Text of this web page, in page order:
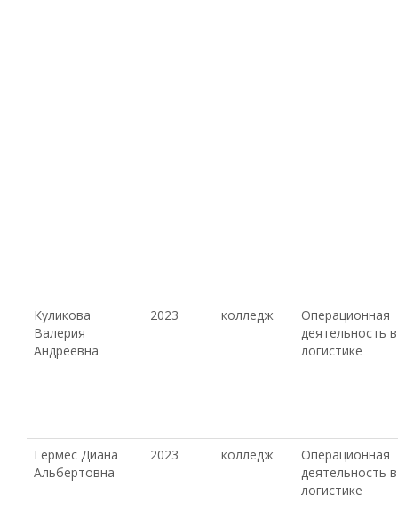
Куликова
Валерия
Андреевна
2023 колледж
Операционная
деятельность в
логистике
Гермес Диана
Альбертовна
2023 колледж
Операционная
деятельность в
логистике